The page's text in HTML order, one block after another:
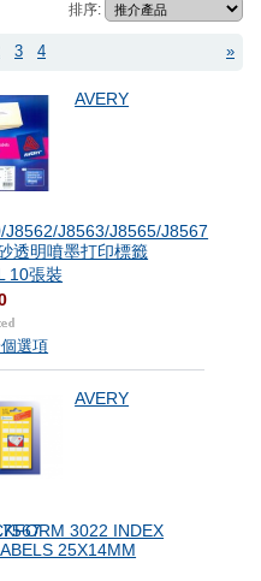
排序:
»
3 4
AVERY
J8562/J8563/J8565/J8567
透明噴墨打印標籤
10張裝
選項
AVERY
3022 INDEX
25X14MM